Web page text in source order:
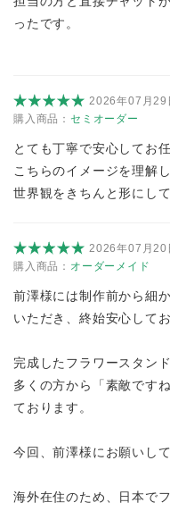
ったです。
2026年07月29
購入商品： セミオーダー
とても丁寧で安心してお
こちらのイメージを理解
世界観をきちんと形にし
2026年07月20
購入商品： オーダーメイド
前澤様には制作前から細
いただき、終始安心して
完成したフラワースタン
多くの方から「素敵です
ております。
今回、前澤様にお願いし
海外在住のため、日本で